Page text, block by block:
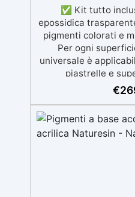
✅ Kit tutto
epossidica
pigmenti colorati e
Per ogni
universale è
piastrelle e
danneggiate. ✅
Guida completa
finitura protettiva
professionali:
€